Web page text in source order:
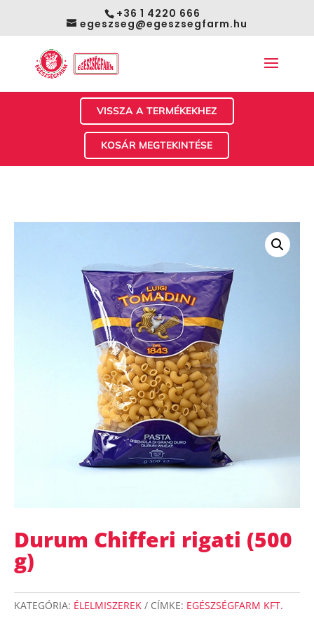
+36 1 4220 666
egeszseg@egeszsegfarm.hu
VISSZA A TERMÉKEKHEZ
KOSÁR MEGTEKINTÉSE
Durum Chifferi rigati (500
g)
KATEGÓRIA: ÉLELMISZEREK CÍMKE: EGÉSZSÉGFARM KFT.